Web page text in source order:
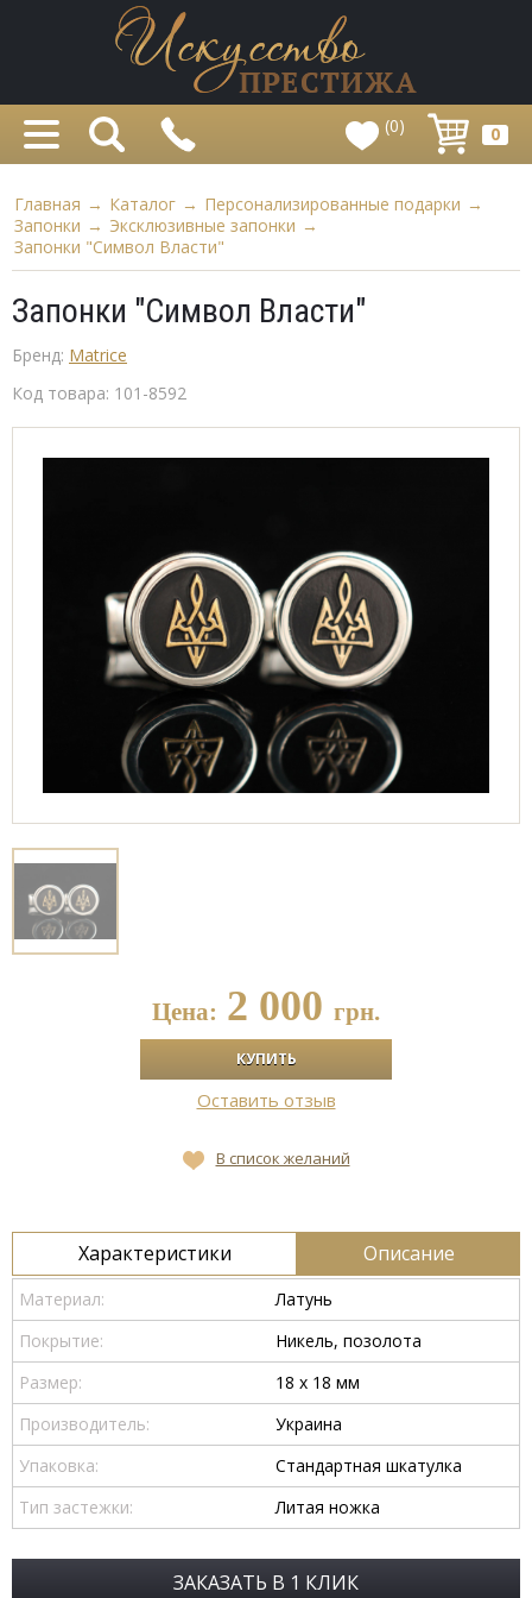
(0) 0
Главная → Каталог → Персонализированные подарки →
Запонки → Эксклюзивные запонки →
Запонки "Символ Власти"
Запонки "Символ Власти"
Бренд: Matrice
Код товара: 101-8592
Цена: 2 000 грн.
Оставить отзыв
В список желаний
Характеристики Описание
Материал:
Латунь
Покрытие:
Никель, позолота
Размер:
18 х 18 мм
Производитель:
Украина
Упаковка:
Стандартная шкатулка
Тип застежки:
Литая ножка
ЗАКАЗАТЬ В 1 КЛИК